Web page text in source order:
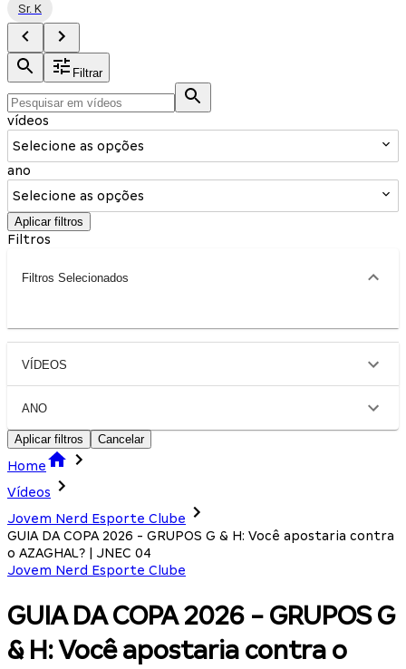
Sr. K
Filtrar
vídeos
Selecione as opções
ano
Selecione as opções
Aplicar filtros
Filtros
Filtros Selecionados
VÍDEOS
ANO
Aplicar filtros Cancelar
Home
Vídeos
Jovem Nerd Esporte Clube
GUIA DA COPA 2026 - GRUPOS G & H: Você apostaria contra
o AZAGHAL? | JNEC 04
Jovem Nerd Esporte Clube
GUIA DA COPA 2026 - GRUPOS G
& H: Você apostaria contra o